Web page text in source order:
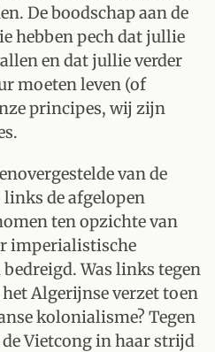
De boodschap aan de
hebben pech dat jullie
en dat jullie verder
moeten leven (of
principes, wij zijn
van de
de afgelopen
ten opzichte van
imperialistische
Was links tegen
Algerijnse verzet toen
kolonialisme? Tegen
Vietcong in haar strijd